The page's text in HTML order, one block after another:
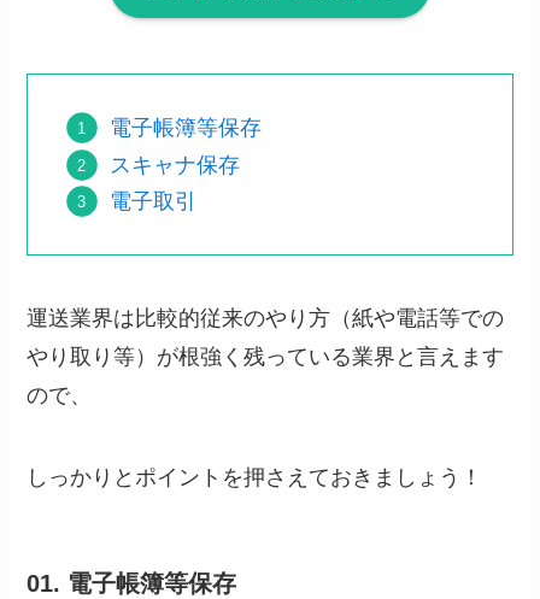
電子帳簿等保存
スキャナ保存
電子取引
運送業界は比較的従来のやり方（紙や電話等での
やり取り等）が根強く残っている業界と言えます
ので、
しっかりとポイントを押さえておきましょう！
01. 電子帳簿等保存